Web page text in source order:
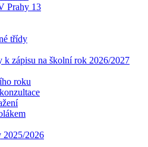
Prahy 13
třídy
k zápisu na školní rok 2026/2027
roku
2025/2026